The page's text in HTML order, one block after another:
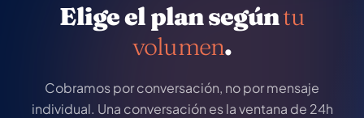
Elige el plan segúntu
volumen.
Cobramos por conversación, no por mensaje
individual. Una conversación es la ventana de 24h